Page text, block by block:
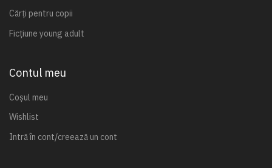
Cărți pentru copii
Ficțiune young adult
Contul meu
Coșul meu
Wishlist
Intră în cont/creează un cont